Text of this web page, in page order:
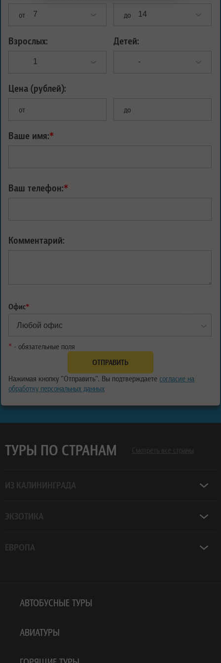
от до
Взрослых: Детей:
Цена (рублей):
от до
Ваше имя:*
Ваш телефон:*
Комментарий:
Офис*
* - обязательные поля
Нажимая кнопку "Отправить", Вы подтверждаете согласие на
обработку персональных данных
ТУРЫ ПО СТРАНАМ Смотреть все страны
ИЗ КАЛИНИНГРАДА
ЭКЗОТИКА
ЕВРОПА
АВТОБУСНЫЕ ТУРЫ
АВИАТУРЫ